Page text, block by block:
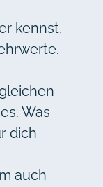
kennst,
Was
dich
auch